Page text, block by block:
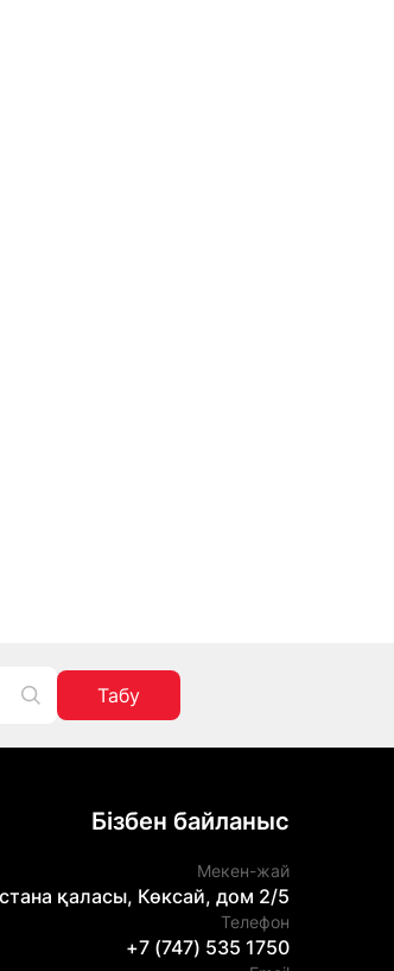
Табу
Бізбен байланыс
Мекен-жай
қаласы, Көксай, дом 2/5
Телефон
+7 (747) 535 1750